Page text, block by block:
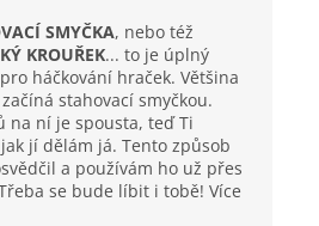
SMYČKA, nebo též
KROUŘEK... to je úplný
háčkování hraček. Většina
stahovací smyčkou.
na ní je spousta, teď Ti
jí dělám já. Tento způsob
a používám ho už přes
se bude líbit i tobě! Více